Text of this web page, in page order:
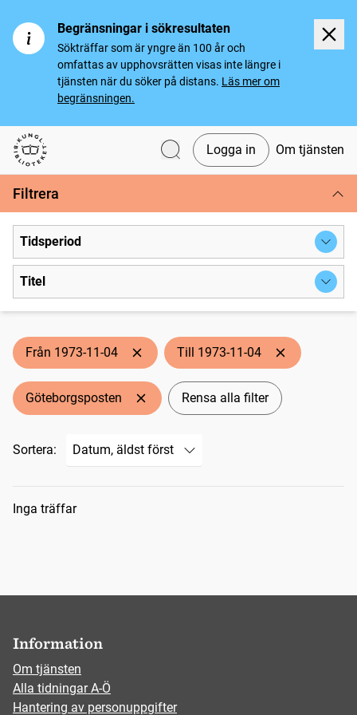
Begränsningar i sökresultaten
Sökträffar som är yngre än 100 år och
omfattas av upphovsrätten visas inte längre i
tjänsten när du söker på distans. Läs mer om
begränsningen.
Svenska tidningar
Logga in Om tjänsten
Filtrera
Tidsperiod
Titel
Från 1973-11-04 Till 1973-11-04
Göteborgsposten Rensa alla filter
Sortera:
Sökresultat
Inga träffar
Information
Om tjänsten
Alla tidningar A-Ö
Hantering av personuppgifter